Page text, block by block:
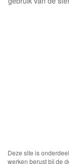
Deze site is
werken berust bij de